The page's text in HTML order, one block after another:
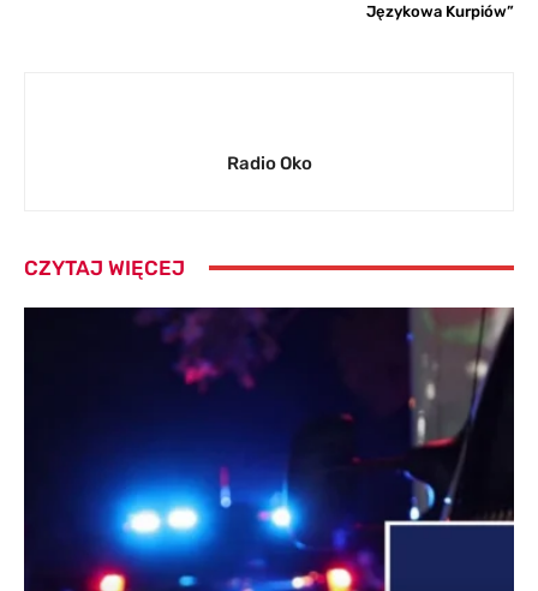
Językowa Kurpiów”
Radio Oko
CZYTAJ WIĘCEJ